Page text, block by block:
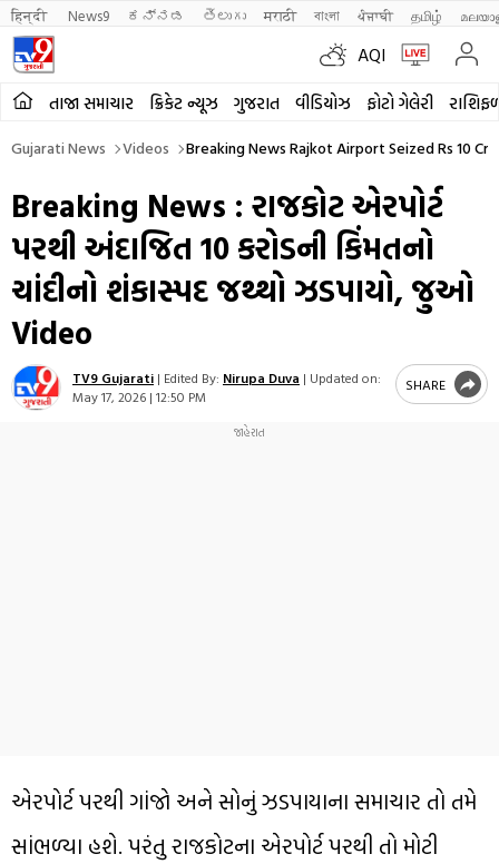
हिन्दी News9 ಕನ್ನಡ తెలుగు मराठी বাংলা ਪੰਜਾਬੀ தமிழ்
AQI
તાજા સમાચાર ક્રિકેટ ન્યૂઝ ગુજરાત વીડિયોઝ ફોટો ગેલેરી
Gujarati News Videos Breaking News Rajkot Airport Seized Rs 10
Breaking News : રાજકોટ એરપોર્ટ
પરથી અંદાજિત 10 કરોડની કિંમતનો
ચાંદીનો શંકાસ્પદ જથ્થો ઝડપાયો, જુઓ
Video
TV9 Gujarati | Edited By: Nirupa Duva | Updated on:
May 17, 2026 | 12:50 PM
SHARE
એરપોર્ટ પરથી ગાંજો અને સોનું ઝડપાયાના સમાચાર તો તમે
સાંભળ્યા હશે. પરંતુ રાજકોટના એરપોર્ટ પરથી તો મોટી